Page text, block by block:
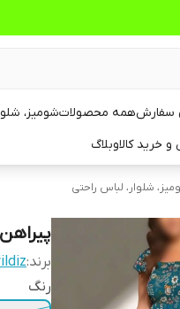
سفارشهمه محصولاتشومیز،
خرید کالاوبلاگ
شلوار، لباس راحتی
پیراهن
برند:
رنگ